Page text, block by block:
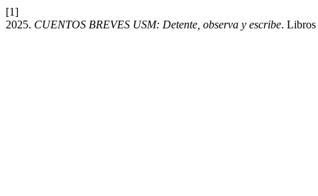
[1]
2025. CUENTOS BREVES USM: Detente, observa y escribe.